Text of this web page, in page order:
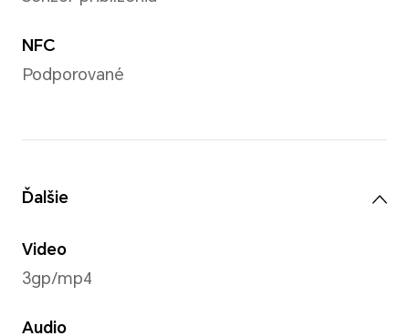
16 Mpx (F2.45)
*Počet pixelov sa môže líšiť v
skutočnými podmienkami.
Podporované 3456 × 4608